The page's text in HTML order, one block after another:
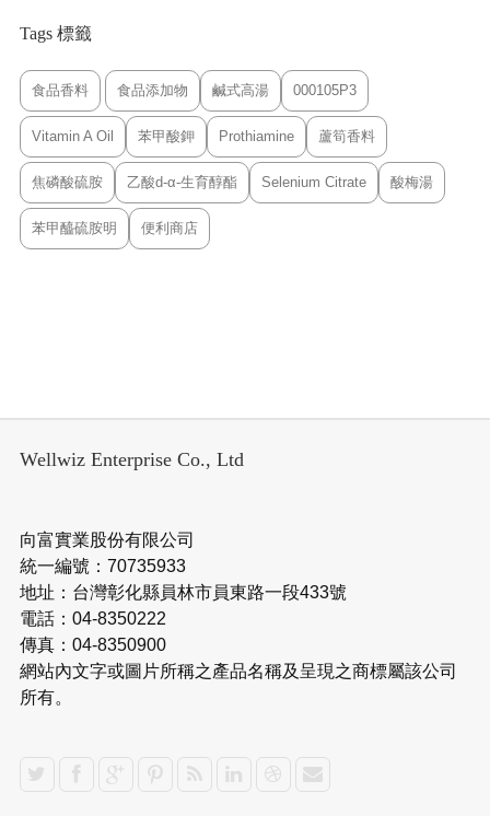
Tags 標籤
食品香料 食品添加物 鹹式高湯 000105P3
Vitamin A Oil 苯甲酸鉀 Prothiamine 蘆筍香料
焦磷酸硫胺 乙酸d-α-生育醇酯 Selenium Citrate 酸梅湯
苯甲醯硫胺明 便利商店
Wellwiz Enterprise Co., Ltd
向富實業股份有限公司
統一編號：70735933
地址：台灣彰化縣員林市員東路一段433號
電話：04-8350222
傳真：04-8350900
網站內文字或圖片所稱之產品名稱及呈現之商標屬該公司
所有。